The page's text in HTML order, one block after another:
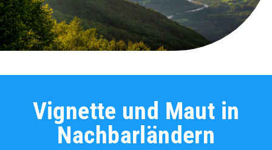
Vignette und Maut in
Nachbarländern